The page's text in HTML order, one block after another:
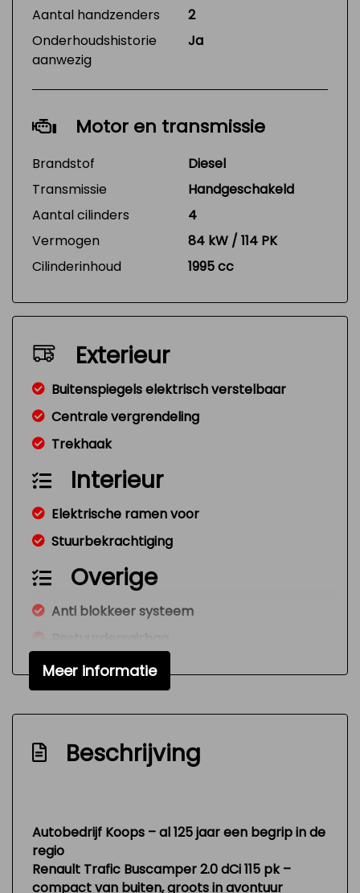
Aantal handzenders
2
Onderhoudshistorie
aanwezig
Ja
Motor en transmissie
Brandstof
Diesel
Transmissie
Handgeschakeld
Aantal cilinders
4
Vermogen
84 kW / 114 PK
Cilinderinhoud
1995 cc
Exterieur
Buitenspiegels elektrisch verstelbaar
Centrale vergrendeling
Trekhaak
Interieur
Elektrische ramen voor
Stuurbekrachtiging
Overige
Anti blokkeer systeem
Meer informatie
Beschrijving
Autobedrijf Koops – al 125 jaar een begrip in de
regio
Renault Trafic Buscamper 2.0 dCi 115 pk –
compact van buiten, groots in avontuur